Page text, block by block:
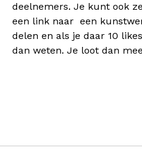
deelnemers. Je kunt ook
een link naar een
delen en als je daar 10
dan weten. Je loot dan